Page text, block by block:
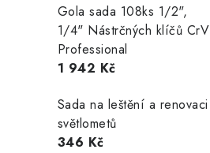
Gola sada 108ks 1/2",
1/4" Nástrčných klíčů CrV
Professional
1 942 Kč
Sada na leštění a renovaci
světlometů
346 Kč